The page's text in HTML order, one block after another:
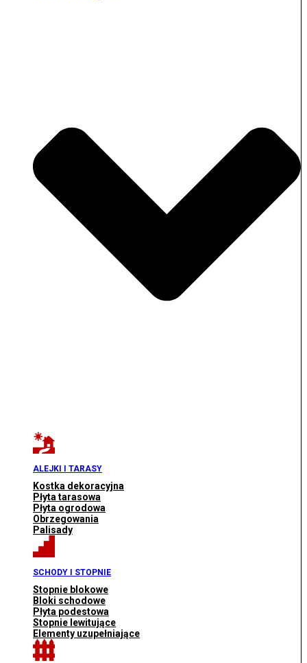
ALEJKI I TARASY
Kostka dekoracyjna
Płyta tarasowa
Płyta ogrodowa
Obrzegowania
Palisady
SCHODY I STOPNIE
Stopnie blokowe
Bloki schodowe
Płyta podestowa
Stopnie lewitujące
Elementy uzupełniające